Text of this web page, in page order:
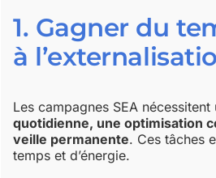
1. Gagner du
à
Les campagnes SEA
quotidienne, une optimisation
veille permanente. Ces tâches
temps et d’énergie.